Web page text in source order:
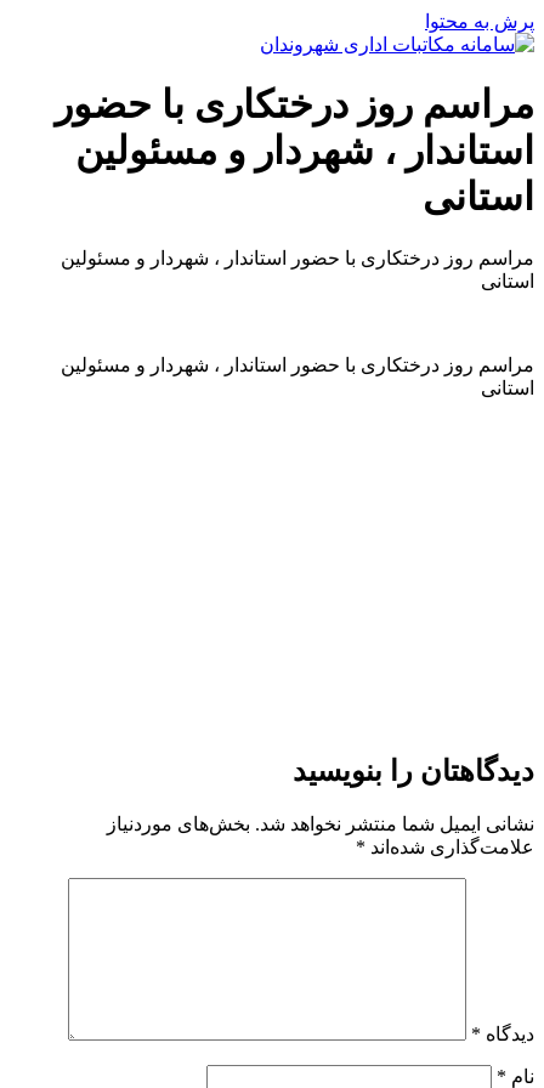
پرش به محتوا
مراسم روز درختکاری با حضور
استاندار ، شهردار و مسئولین
استانی
مراسم روز درختکاری با حضور استاندار ، شهردار و مسئولین
استانی
مراسم روز درختکاری با حضور استاندار ، شهردار و مسئولین
استانی
دیدگاهتان را بنویسید
نشانی ایمیل شما منتشر نخواهد شد. بخش‌های موردنیاز
علامت‌گذاری شده‌اند *
دیدگاه *
نام *